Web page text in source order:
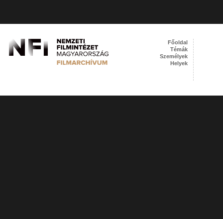
Főoldal
Témák
Személyek
Helyek